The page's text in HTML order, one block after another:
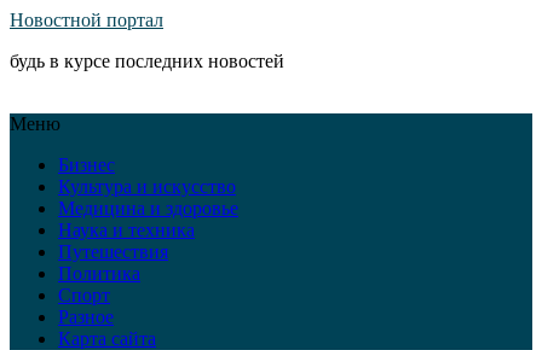
Новостной портал
будь в курсе последних новостей
Меню
Бизнес
Культура и искусство
Медицина и здоровье
Наука и техника
Путешествия
Политика
Спорт
Разное
Карта сайта